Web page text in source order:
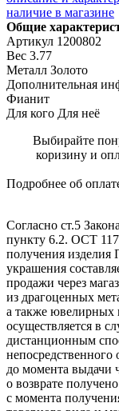
наличие в магазине
Общие
Артикул 1200802
Вес 3.77
Металл Золото
Дополнительная
Фианит
Для кого Для неё
Выбирайте
коризину и
Подробнее об
Согласно ст.5
пункту 6.2. ОСТ
получения
украшения
продажи через
из драгоценных
а также ювелирных
осуществляется в
дистанционным
непосредственного
до момента выдачи
о возврате
с момента